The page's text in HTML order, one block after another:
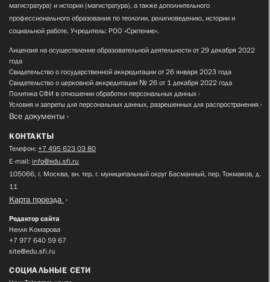
магистратура) и истории (магистратура), а также дополнительного
профессионального образования по теологии, религиоведению, истории и
социальной работе. Учредитель: РОО «Сретение».
Лицензия на осуществление образовательной деятельности от 29 декабря 2022
года
Свидетельство о государственной аккредитации от 26 января 2023 года
Свидетельство о церковной аккредитации № 26 от 1 декабря 2022 года
Политика СФИ в отношении обработки персональных данных
Условия и запреты для персональных данных, разрешенных для распространения
Все документы
КОНТАКТЫ
Телефон: +7 495 623 03 80
E-mail: info@edu.sfi.ru
105066, г. Москва, вн. тер. г. муниципальный округ Басманный, пер. Токмаков, д.
11
Карта проезда
Редактор сайта
Нелля Комарова
+7 977 640 59 67
site@edu.sfi.ru
СОЦИАЛЬНЫЕ СЕТИ